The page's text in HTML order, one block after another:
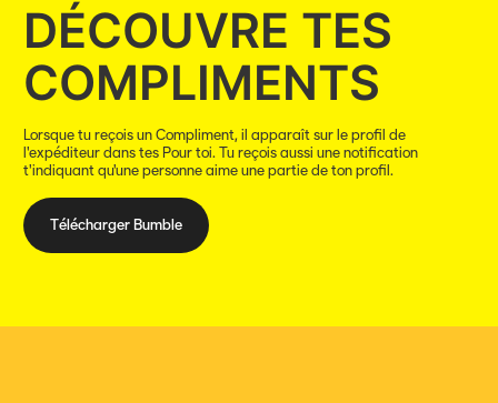
DÉCOUVRE TES
COMPLIMENTS
Lorsque tu reçois un Compliment, il apparaît sur le profil de
l'expéditeur dans tes Pour toi. Tu reçois aussi une notification
t'indiquant qu'une personne aime une partie de ton profil.
Télécharger Bumble